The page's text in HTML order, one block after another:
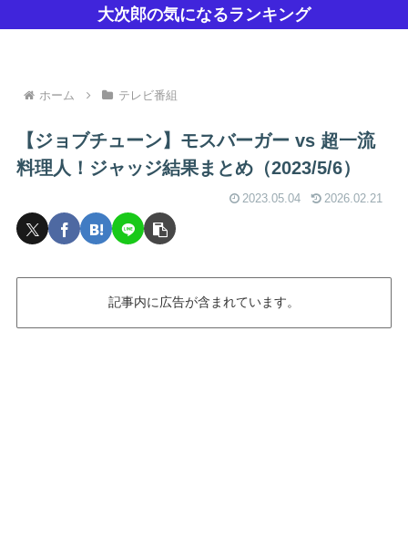
大次郎の気になるランキング
ホーム テレビ番組
【ジョブチューン】モスバーガー vs 超一流
料理人！ジャッジ結果まとめ（2023/5/6）
2023.05.04 2026.02.21
記事内に広告が含まれています。